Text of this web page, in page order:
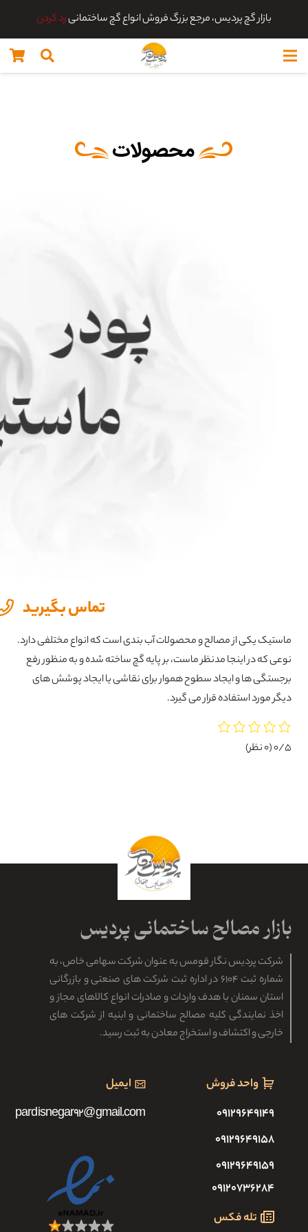
بازار گچ پردیس، مرجع بزرگ فروش انواع گچ ساختمانیرد کردن
محصولات
تماس بگیرید
ماستیک یکی از مصالح و محصولات آب بندی است که انواع مختلفی دارد.
نوعی که در اینجا مدنظر ماست، بر پایه گچ ساخته شده و به منظور رفع
برجستگی ها و ایجاد سطوح هموار برای نقاشی یا ایجاد پوشش های
دیگر مورد استفاده قرار می گیرد.
0/5(0 نظر)
شرکت پردیس نگار قومس به عنوان شرکت سهامی خاص، به
شماره ثبت ۶۱۰۴ در اداره ثبت شرکت های صنعتی و بازرگانی
استان سمنان با هدف واردات و صادرات انواع کالاهای مجاز و
اخذ نمایندگی کلیه مصالح ساختمانی و ابنیه از شرکت های
خارجی و اکتشاف و استخراج معادن به ثبت رسید.
واحد فروش
۰۹۱۲۹۶۴۹۱۴۹
۰۹۱۲۹۶۴۹۱۵۸
۰۹۱۲۹۶۴۹۱۵۹
۰۹۱۲۰۷۳۶۲۸۴
تله فکس
ایمیل
pardisnegar92@gmail.com
0%